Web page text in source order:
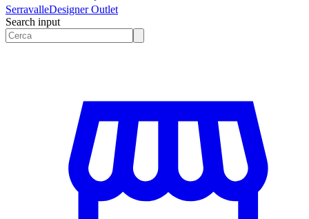
SerravalleDesigner Outlet
Search input